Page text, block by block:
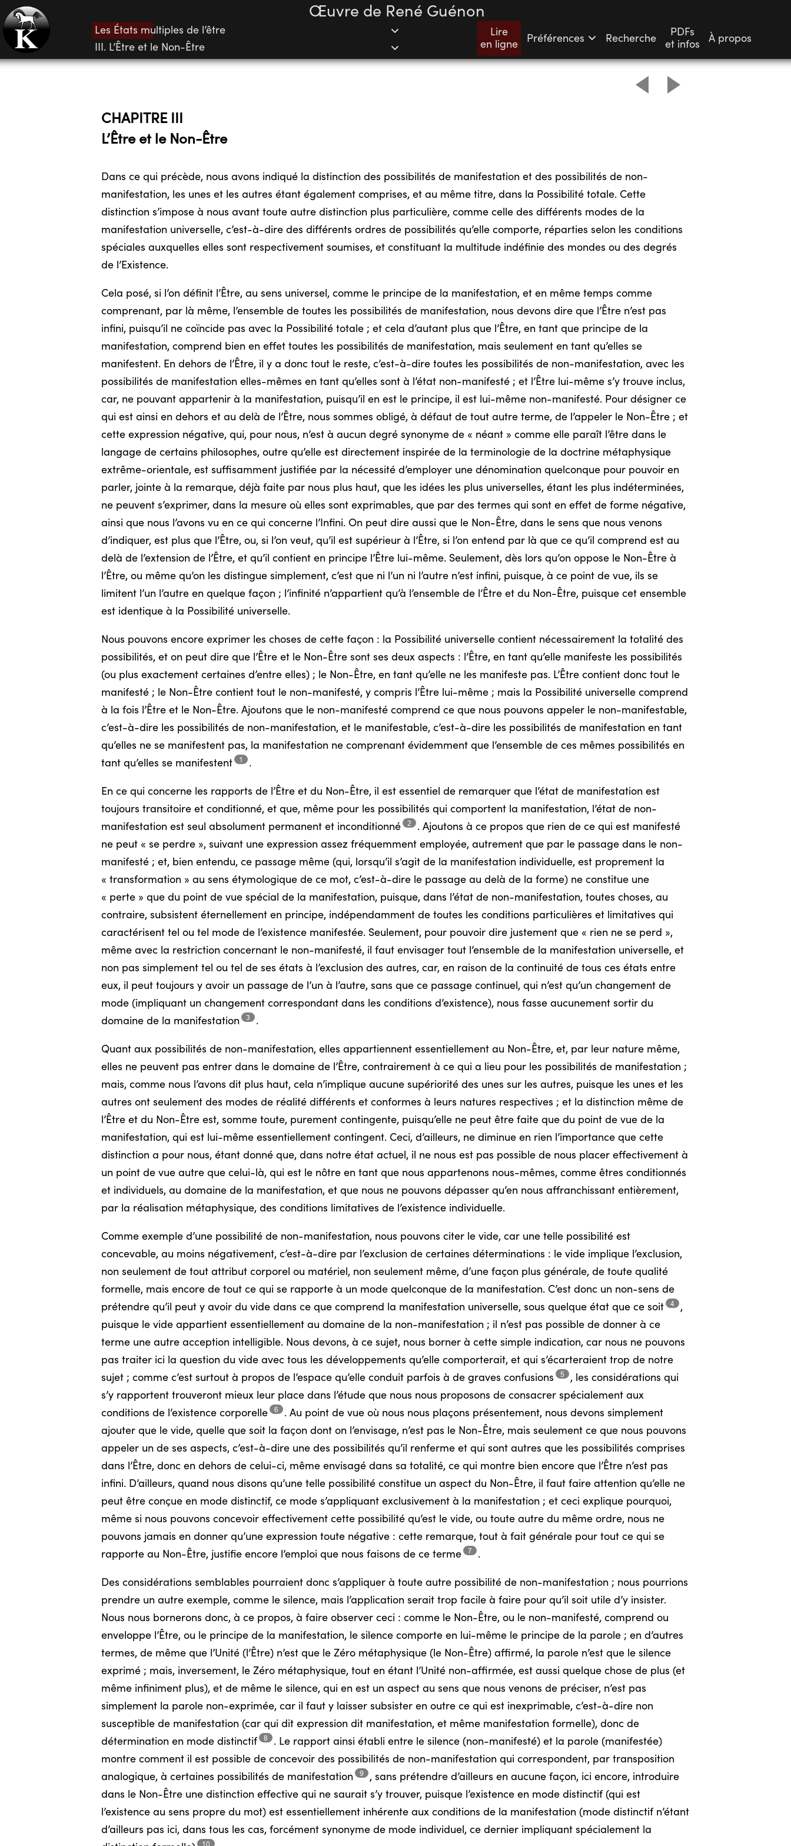
Œuvre de René Guénon
Les États multiples de l’être
III. L’Être et le Non-Être
Lire
en ligne
Préférences Recherche
PDFs
et infos
À propos
CHAPITRE III
L’Être et le Non-Être
Dans ce qui précède, nous avons indiqué la distinction des possibilités de manifestation et des possibilités de non-
manifestation, les unes et les autres étant également comprises, et au même titre, dans la Possibilité totale. Cette
distinction s’impose à nous avant toute autre distinction plus particulière, comme celle des différents modes de la
manifestation universelle, c’est-à-dire des différents ordres de possibilités qu’elle comporte, réparties selon les conditions
spéciales auxquelles elles sont respectivement soumises, et constituant la multitude indéfinie des mondes ou des degrés
de l’Existence.
Cela posé, si l’on définit l’Être, au sens universel, comme le principe de la manifestation, et en même temps comme
comprenant, par là même, l’ensemble de toutes les possibilités de manifestation, nous devons dire que l’Être n’est pas
infini, puisqu’il ne coïncide pas avec la Possibilité totale ; et cela d’autant plus que l’Être, en tant que principe de la
manifestation, comprend bien en effet toutes les possibilités de manifestation, mais seulement en tant qu’elles se
manifestent. En dehors de l’Être, il y a donc tout le reste, c’est-à-dire toutes les possibilités de non-manifestation, avec les
possibilités de manifestation elles-mêmes en tant qu’elles sont à l’état non-manifesté ; et l’Être lui-même s’y trouve inclus,
car, ne pouvant appartenir à la manifestation, puisqu’il en est le principe, il est lui-même non-manifesté. Pour désigner ce
qui est ainsi en dehors et au delà de l’Être, nous sommes obligé, à défaut de tout autre terme, de l’appeler le Non-Être ; et
cette expression négative, qui, pour nous, n’est à aucun degré synonyme de « néant » comme elle paraît l’être dans le
langage de certains philosophes, outre qu’elle est directement inspirée de la terminologie de la doctrine métaphysique
extrême-orientale, est suffisamment justifiée par la nécessité d’employer une dénomination quelconque pour pouvoir en
parler, jointe à la remarque, déjà faite par nous plus haut, que les idées les plus universelles, étant les plus indéterminées,
ne peuvent s’exprimer, dans la mesure où elles sont exprimables, que par des termes qui sont en effet de forme négative,
ainsi que nous l’avons vu en ce qui concerne l’Infini. On peut dire aussi que le Non-Être, dans le sens que nous venons
d’indiquer, est plus que l’Être, ou, si l’on veut, qu’il est supérieur à l’Être, si l’on entend par là que ce qu’il comprend est au
delà de l’extension de l’Être, et qu’il contient en principe l’Être lui-même. Seulement, dès lors qu’on oppose le Non-Être à
l’Être, ou même qu’on les distingue simplement, c’est que ni l’un ni l’autre n’est infini, puisque, à ce point de vue, ils se
limitent l’un l’autre en quelque façon ; l’infinité n’appartient qu’à l’ensemble de l’Être et du Non-Être, puisque cet ensemble
est identique à la Possibilité universelle.
Nous pouvons encore exprimer les choses de cette façon : la Possibilité universelle contient nécessairement la totalité des
possibilités, et on peut dire que l’Être et le Non-Être sont ses deux aspects : l’Être, en tant qu’elle manifeste les possibilités
(ou plus exactement certaines d’entre elles) ; le Non-Être, en tant qu’elle ne les manifeste pas. L’Être contient donc tout le
manifesté ; le Non-Être contient tout le non-manifesté, y compris l’Être lui-même ; mais la Possibilité universelle comprend
à la fois l’Être et le Non-Être. Ajoutons que le non-manifesté comprend ce que nous pouvons appeler le non-manifestable,
c’est-à-dire les possibilités de non-manifestation, et le manifestable, c’est-à-dire les possibilités de manifestation en tant
qu’elles ne se manifestent pas, la manifestation ne comprenant évidemment que l’ensemble de ces mêmes possibilités en
tant qu’elles se manifestent 1 .
En ce qui concerne les rapports de l’Être et du Non-Être, il est essentiel de remarquer que l’état de manifestation est
toujours transitoire et conditionné, et que, même pour les possibilités qui comportent la manifestation, l’état de non-
manifestation est seul absolument permanent et inconditionné 2 .Ajoutons à ce propos que rien de ce qui est manifesté
ne peut « se perdre », suivant une expression assez fréquemment employée, autrement que par le passage dans le non-
manifesté ; et, bien entendu, ce passage même (qui, lorsqu’il s’agit de la manifestation individuelle, est proprement la
« transformation » au sens étymologique de ce mot, c’est-à-dire le passage au delà de la forme) ne constitue une
« perte » que du point de vue spécial de la manifestation, puisque, dans l’état de non-manifestation, toutes choses, au
contraire, subsistent éternellement en principe, indépendamment de toutes les conditions particulières et limitatives qui
caractérisent tel ou tel mode de l’existence manifestée. Seulement, pour pouvoir dire justement que « rien ne se perd »,
même avec la restriction concernant le non-manifesté, il faut envisager tout l’ensemble de la manifestation universelle, et
non pas simplement tel ou tel de ses états à l’exclusion des autres, car, en raison de la continuité de tous ces états entre
eux, il peut toujours y avoir un passage de l’un à l’autre, sans que ce passage continuel, qui n’est qu’un changement de
mode (impliquant un changement correspondant dans les conditions d’existence), nous fasse aucunement sortir du
domaine de la manifestation 3 .
Quant aux possibilités de non-manifestation, elles appartiennent essentiellement au Non-Être, et, par leur nature même,
elles ne peuvent pas entrer dans le domaine de l’Être, contrairement à ce qui a lieu pour les possibilités de manifestation ;
mais, comme nous l’avons dit plus haut, cela n’implique aucune supériorité des unes sur les autres, puisque les unes et les
autres ont seulement des modes de réalité différents et conformes à leurs natures respectives ; et la distinction même de
l’Être et du Non-Être est, somme toute, purement contingente, puisqu’elle ne peut être faite que du point de vue de la
manifestation, qui est lui-même essentiellement contingent. Ceci, d’ailleurs, ne diminue en rien l’importance que cette
distinction a pour nous, étant donné que, dans notre état actuel, il ne nous est pas possible de nous placer effectivement à
un point de vue autre que celui-là, qui est le nôtre en tant que nous appartenons nous-mêmes, comme êtres conditionnés
et individuels, au domaine de la manifestation, et que nous ne pouvons dépasser qu’en nous affranchissant entièrement,
par la réalisation métaphysique, des conditions limitatives de l’existence individuelle.
Comme exemple d’une possibilité de non-manifestation, nous pouvons citer le vide, car une telle possibilité est
concevable, au moins négativement, c’est-à-dire par l’exclusion de certaines déterminations : le vide implique l’exclusion,
non seulement de tout attribut corporel ou matériel, non seulement même, d’une façon plus générale, de toute qualité
formelle, mais encore de tout ce qui se rapporte à un mode quelconque de la manifestation. C’est donc un non-sens de
prétendre qu’il peut y avoir du vide dans ce que comprend la manifestation universelle, sous quelque état que ce soit 4
,
puisque le vide appartient essentiellement au domaine de la non-manifestation ; il n’est pas possible de donner à ce
terme une autre acception intelligible. Nous devons, à ce sujet, nous borner à cette simple indication, car nous ne pouvons
pas traiter ici la question du vide avec tous les développements qu’elle comporterait, et qui s’écarteraient trop de notre
sujet ; comme c’est surtout à propos de l’espace qu’elle conduit parfois à de graves confusions 5 , les considérations qui
s’y rapportent trouveront mieux leur place dans l’étude que nous nous proposons de consacrer spécialement aux
conditions de l’existence corporelle 6 .Au point de vue où nous nous plaçons présentement, nous devons simplement
ajouter que le vide, quelle que soit la façon dont on l’envisage, n’est pas le Non-Être, mais seulement ce que nous pouvons
appeler un de ses aspects, c’est-à-dire une des possibilités qu’il renferme et qui sont autres que les possibilités comprises
dans l’Être, donc en dehors de celui-ci, même envisagé dans sa totalité, ce qui montre bien encore que l’Être n’est pas
infini. D’ailleurs, quand nous disons qu’une telle possibilité constitue un aspect du Non-Être, il faut faire attention qu’elle ne
peut être conçue en mode distinctif, ce mode s’appliquant exclusivement à la manifestation ; et ceci explique pourquoi,
même si nous pouvons concevoir effectivement cette possibilité qu’est le vide, ou toute autre du même ordre, nous ne
pouvons jamais en donner qu’une expression toute négative : cette remarque, tout à fait générale pour tout ce qui se
rapporte au Non-Être, justifie encore l’emploi que nous faisons de ce terme 7 .
Des considérations semblables pourraient donc s’appliquer à toute autre possibilité de non-manifestation ; nous pourrions
prendre un autre exemple, comme le silence, mais l’application serait trop facile à faire pour qu’il soit utile d’y insister.
Nous nous bornerons donc, à ce propos, à faire observer ceci : comme le Non-Être, ou le non-manifesté, comprend ou
enveloppe l’Être, ou le principe de la manifestation, le silence comporte en lui-même le principe de la parole ; en d’autres
termes, de même que l’Unité (l’Être) n’est que le Zéro métaphysique (le Non-Être) affirmé, la parole n’est que le silence
exprimé ; mais, inversement, le Zéro métaphysique, tout en étant l’Unité non-affirmée, est aussi quelque chose de plus (et
même infiniment plus), et de même le silence, qui en est un aspect au sens que nous venons de préciser, n’est pas
simplement la parole non-exprimée, car il faut y laisser subsister en outre ce qui est inexprimable, c’est-à-dire non
susceptible de manifestation (car qui dit expression dit manifestation, et même manifestation formelle), donc de
détermination en mode distinctif 8 .Le rapport ainsi établi entre le silence (non-manifesté) et la parole (manifestée)
montre comment il est possible de concevoir des possibilités de non-manifestation qui correspondent, par transposition
analogique, à certaines possibilités de manifestation 9 , sans prétendre d’ailleurs en aucune façon, ici encore, introduire
dans le Non-Être une distinction effective qui ne saurait s’y trouver, puisque l’existence en mode distinctif (qui est
l’existence au sens propre du mot) est essentiellement inhérente aux conditions de la manifestation (mode distinctif n’étant
d’ailleurs pas ici, dans tous les cas, forcément synonyme de mode individuel, ce dernier impliquant spécialement la
10